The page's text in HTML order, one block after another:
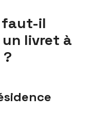
faut-il
livret à